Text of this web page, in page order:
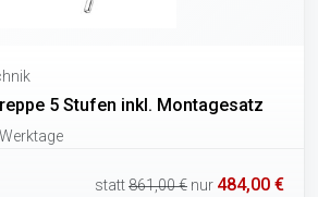
5 Stufen inkl. Montagesatz
statt861,00 € nur 484,00 €